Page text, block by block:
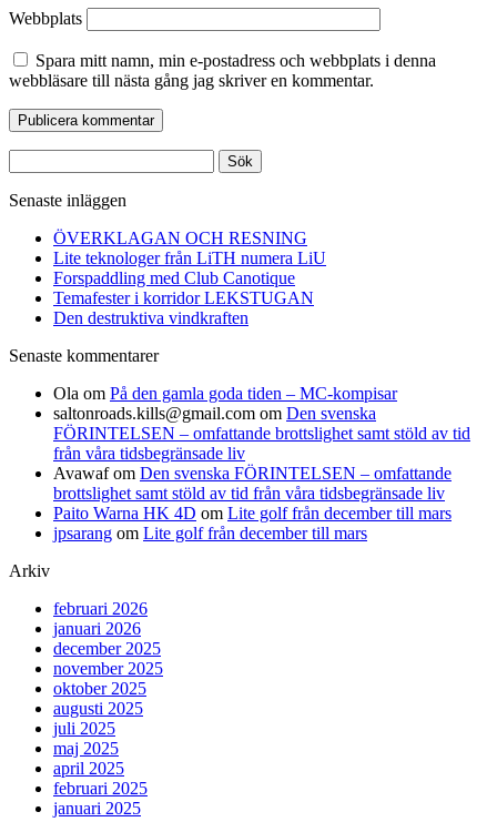
Webbplats
Spara mitt namn, min e-postadress och webbplats i denna
webbläsare till nästa gång jag skriver en kommentar.
efter:
Senaste inläggen
ÖVERKLAGAN OCH RESNING
Lite teknologer från LiTH numera LiU
Forspaddling med Club Canotique
Temafester i korridor LEKSTUGAN
Den destruktiva vindkraften
Senaste kommentarer
Ola om På den gamla goda tiden – MC-kompisar
saltonroads.kills@gmail.com om Den svenska
FÖRINTELSEN – omfattande brottslighet samt stöld av tid
från våra tidsbegränsade liv
Avawafom Den svenska FÖRINTELSEN – omfattande
brottslighet samt stöld av tid från våra tidsbegränsade liv
Paito Warna HK 4D om Lite golf från december till mars
jpsarang om Lite golf från december till mars
Arkiv
februari 2026
januari 2026
december 2025
november 2025
oktober 2025
augusti 2025
juli 2025
maj 2025
april 2025
februari 2025
januari 2025